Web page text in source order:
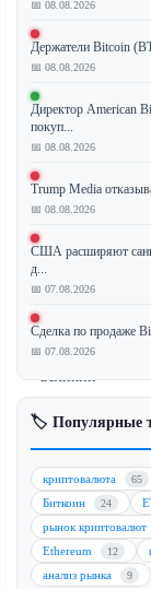
советник
по
политике
Управления
по
регулированию
и
надзору
Великобритании
(FCA)
свет
на
«великий
в
криптовалютных
амбициях
страны.
Инсайдер
указал
на
📅 08.08.2026
Держатели Bitcoin
📅 08.08.2026
Директор American
покуп...
📅 08.08.2026
Trump Media
📅 08.08.2026
США расширяют
д...
📅 07.08.2026
Сделка по продаже
📅 07.08.2026
🏷️ Популярные
криптовалюта 65
Биткоин 24
рынок криптовалют
Ethereum 12
анализ рынка 9